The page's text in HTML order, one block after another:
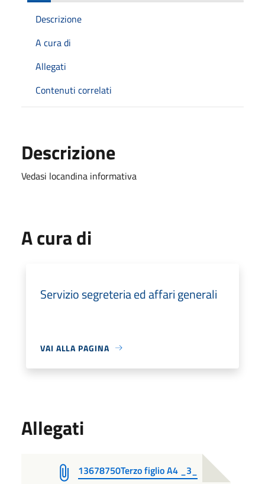
Descrizione
A cura di
Allegati
Contenuti correlati
Descrizione
Vedasi locandina informativa
A cura di
Servizio segreteria ed affari generali
VAI ALLA PAGINA
Allegati
13678750Terzo figlio A4 _3_